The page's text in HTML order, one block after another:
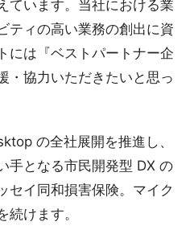
ています。当社における業
ティの高い業務の創出に資
には『ベストパートナー企
・協力いただきたいと思っ
の全社展開を推進し、
手となる市民開発型 DX の
セイ同和損害保険。マイク
続けます。